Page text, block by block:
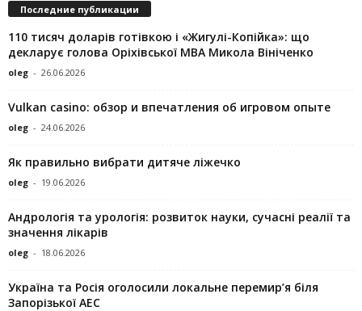
Последние публикации
110 тисяч доларів готівкою і «Жигулі-Копійка»: що
декларує голова Оріхівської МВА Микола Вініченко
oleg - 26.06.2026
Vulkan casino: обзор и впечатления об игровом опыте
oleg - 24.06.2026
Як правильно вибрати дитяче ліжечко
oleg - 19.06.2026
Андрологія та урологія: розвиток науки, сучасні реалії та
значення лікарів
oleg - 18.06.2026
Україна та Росія оголосили локальне перемир’я біля
Запорізької АЕС